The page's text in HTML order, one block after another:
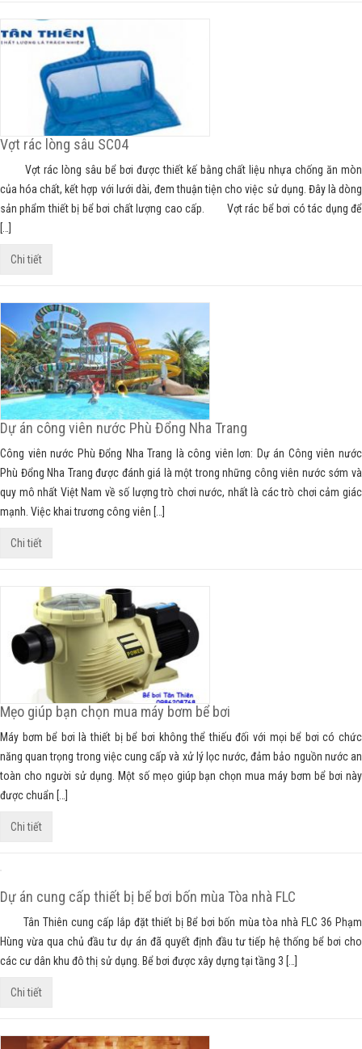
Vợt rác lòng sâu SC04
Vợt rác lòng sâu bể bơi được thiết kế bằng chất liệu nhựa chống ăn mòn
của hóa chất, kết hợp với lưới dài, đem thuận tiện cho việc sử dụng. Đây là dòng
sản phẩm thiết bị bể bơi chất lượng cao cấp. Vợt rác bể bơi có tác dụng để
[…]
Chi tiết
Dự án công viên nước Phù Đổng Nha Trang
Công viên nước Phù Đổng Nha Trang là công viên lơn: Dự án Công viên nước
Phù Đổng Nha Trang được đánh giá là một trong những công viên nước sớm và
quy mô nhất Việt Nam về số lượng trò chơi nước, nhất là các trò chơi cảm giác
mạnh. Việc khai trương công viên […]
Chi tiết
Mẹo giúp bạn chọn mua máy bơm bể bơi
Máy bơm bể bơi là thiết bị bể bơi không thể thiếu đối với mọi bể bơi có chức
năng quan trọng trong việc cung cấp và xử lý lọc nước, đảm bảo nguồn nước an
toàn cho người sử dụng. Một số mẹo giúp bạn chọn mua máy bơm bể bơi này
được chuẩn […]
Chi tiết
Dự án cung cấp thiết bị bể bơi bốn mùa Tòa nhà FLC
Tân Thiên cung cấp lắp đặt thiết bị Bể bơi bốn mùa tòa nhà FLC 36 Phạm
Hùng vừa qua chủ đầu tư dự án đã quyết định đầu tư tiếp hệ thống bể bơi cho
các cư dân khu đô thị sử dụng. Bể bơi được xây dựng tại tầng 3 […]
Chi tiết